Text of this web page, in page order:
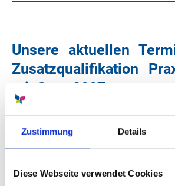
Zustimmung Details
Diese Webseite verwendet Cookies
Unsere aktuellen
Zusatzqualifikation
mit Start 2027: